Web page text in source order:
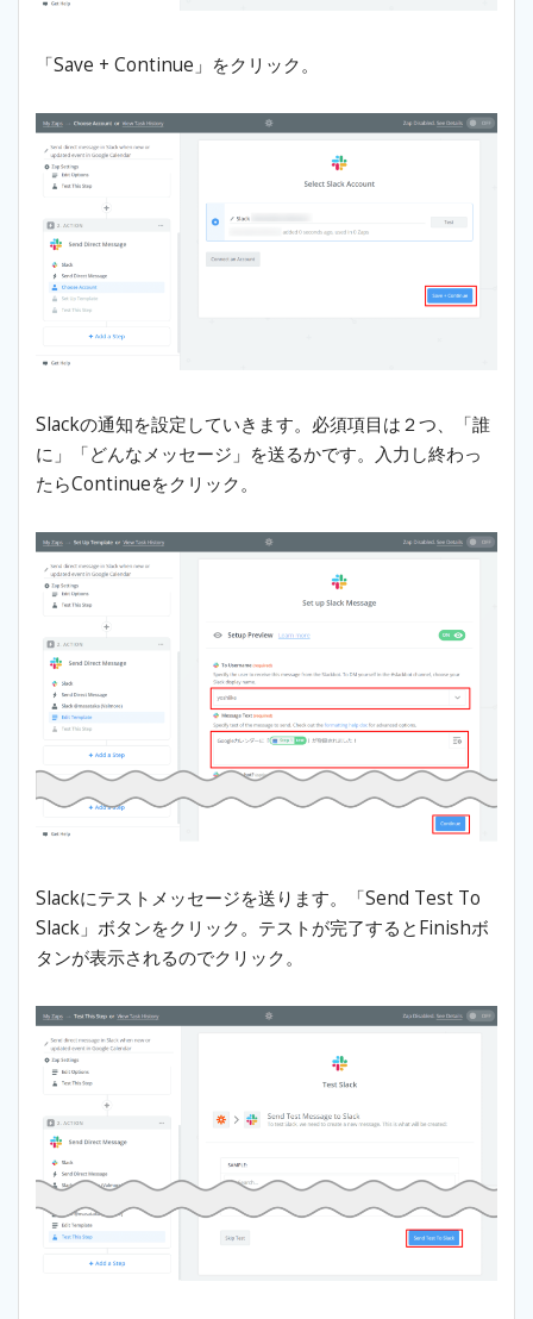
「Save + Continue」をクリック。
Slackの通知を設定していきます。必須項目は２つ、「誰
に」「どんなメッセージ」を送るかです。入力し終わっ
たらContinueをクリック。
Slackにテストメッセージを送ります。「Send Test To
Slack」ボタンをクリック。テストが完了するとFinishボ
タンが表示されるのでクリック。